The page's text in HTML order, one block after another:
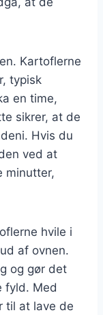
Kartoflerne
typisk
en time,
sikrer, at de
Hvis du
ved at
minutter,
hvile i
af ovnen.
og gør det
fyld. Med
til at lave de